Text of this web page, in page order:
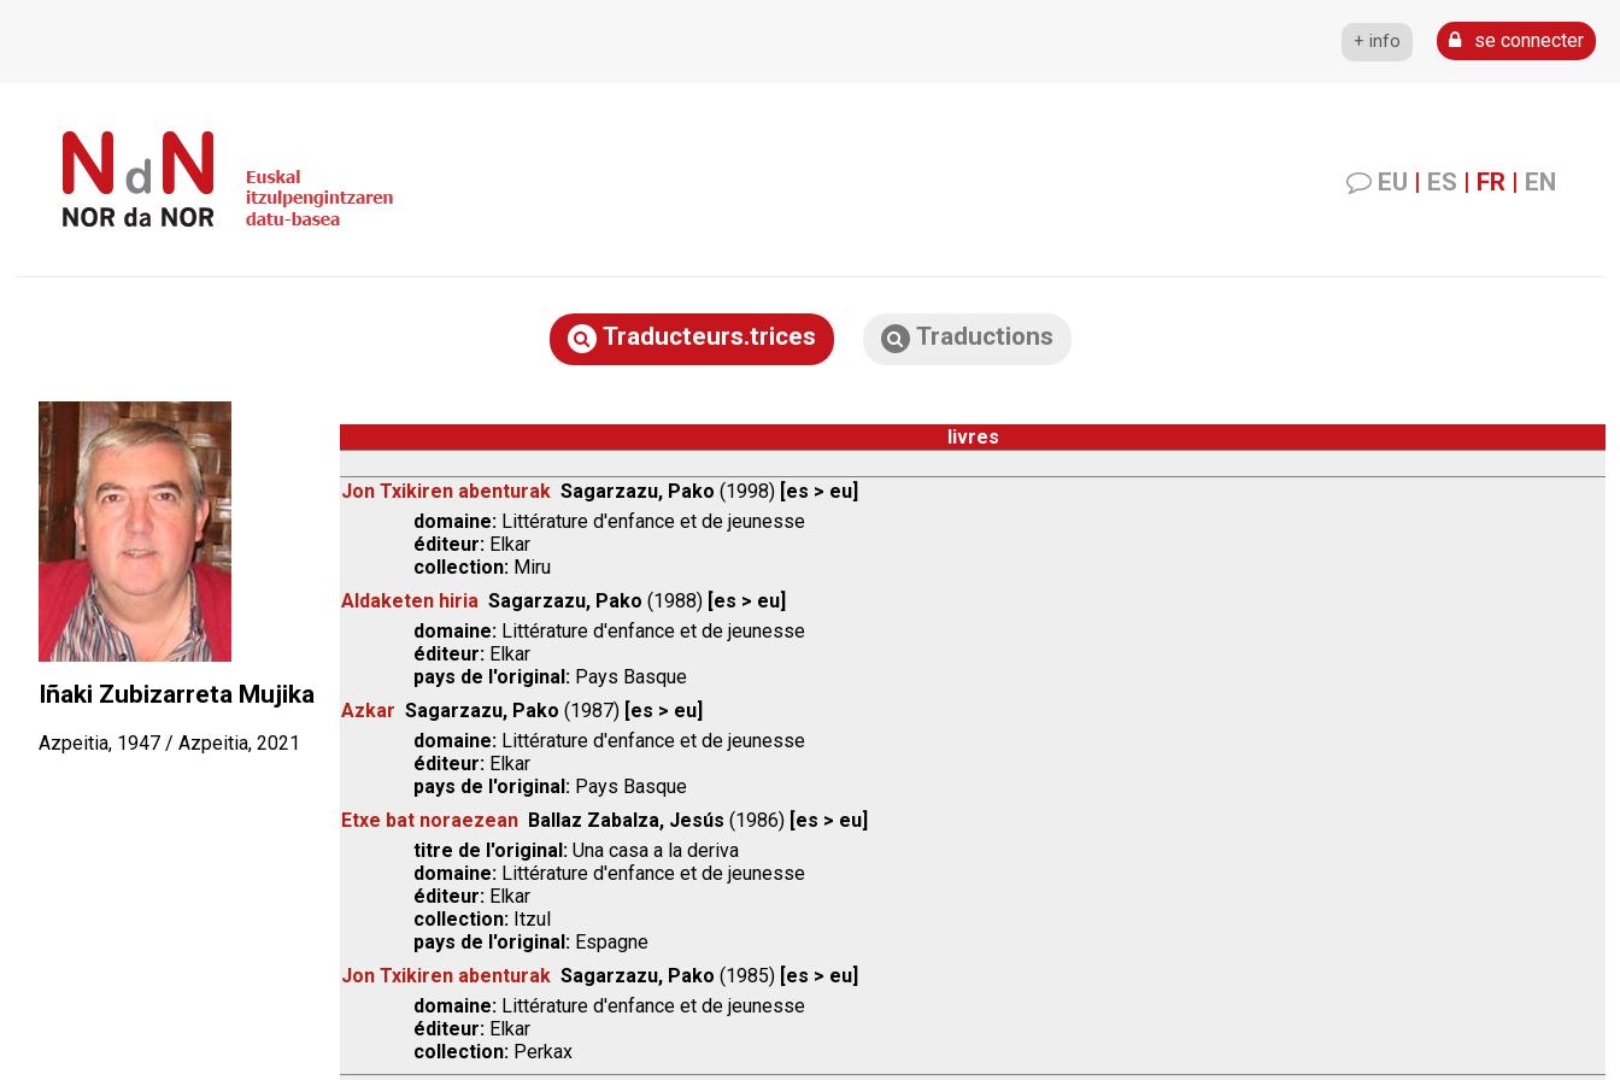
+ info se connecter
EU | ES | FR| EN
Traducteurs.trices Traductions
Iñaki Zubizarreta Mujika
Azpeitia, 1947 / Azpeitia, 2021
livres
Jon Txikiren abenturak Sagarzazu, Pako (1998) [es > eu]
domaine: Littérature d'enfance et de jeunesse
éditeur: Elkar
collection: Miru
Aldaketen hiria Sagarzazu, Pako (1988) [es > eu]
domaine: Littérature d'enfance et de jeunesse
éditeur: Elkar
pays de l'original: Pays Basque
Azkar Sagarzazu, Pako (1987) [es > eu]
domaine: Littérature d'enfance et de jeunesse
éditeur: Elkar
pays de l'original: Pays Basque
Etxe bat noraezean Ballaz Zabalza, Jesús (1986) [es > eu]
titre de l'original: Una casa a la deriva
domaine: Littérature d'enfance et de jeunesse
éditeur: Elkar
collection: Itzul
pays de l'original: Espagne
Jon Txikiren abenturak Sagarzazu, Pako (1985) [es > eu]
domaine: Littérature d'enfance et de jeunesse
éditeur: Elkar
collection: Perkax